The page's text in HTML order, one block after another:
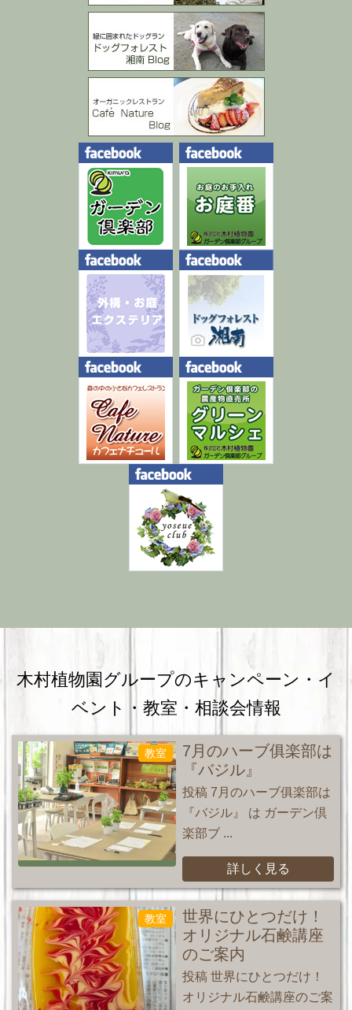
木村植物園グループのキャンペーン・ イ
ベント・教室・相談会情報
教室
7月のハーブ俱楽部は
『バジル』
投稿 7月のハーブ俱楽部は
『バジル』 は ガーデン倶
楽部ブ ...
詳しく見る
教室
世界にひとつだけ！
オリジナル石鹸講座
のご案内
投稿 世界にひとつだけ！
オリジナル石鹸講座のご案